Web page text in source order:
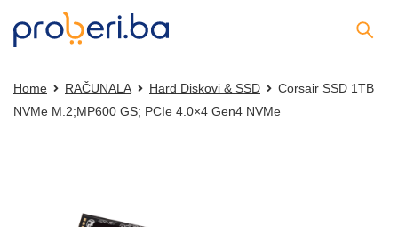
Home RAČUNALA Hard Diskovi & SSD
Corsair SSD 1TB
NVMe M.2;MP600 GS; PCIe 4.0×4 Gen4 NVMe